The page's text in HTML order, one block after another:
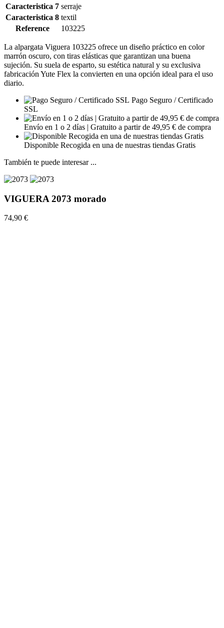
Caracteristica 7 serraje
Caracteristica 8 textil
Reference
103225
La alpargata Viguera 103225 ofrece un diseño práctico en color
marrón oscuro, con tiras elásticas que garantizan una buena
sujeción. Su suela de esparto, su estética natural y su exclusiva
fabricación Yute Flex la convierten en una opción ideal para el uso
diario.
Pago Seguro / Certificado
SSL
Envío en 1 o 2 días | Gratuito a partir de 49,95 € de compra
Disponible Recogida en una de nuestras tiendas Gratis
También te puede interesar ...
VIGUERA 2073 morado
74,90 €